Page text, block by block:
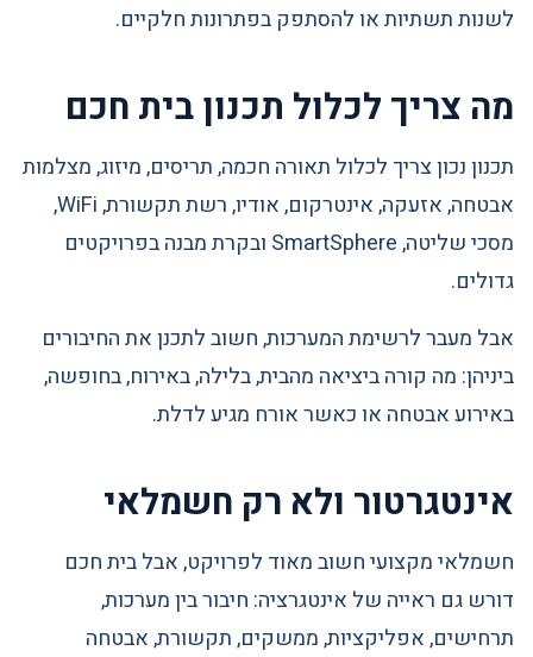
לשנות תשתיות או להסתפק בפתרונות חלקיים.
מה צריך לכלול תכנון בית חכם
תכנון נכון צריך לכלול תאורה חכמה, תריסים, מיזוג, מצלמות
אבטחה, אזעקה, אינטרקום, אודיו, רשת תקשורת, WiFi,
מסכי שליטה, SmartSphere ובקרת מבנה בפרויקטים
גדולים.
אבל מעבר לרשימת המערכות, חשוב לתכנן את החיבורים
ביניהן: מה קורה ביציאה מהבית, בלילה, באירוח, בחופשה,
באירוע אבטחה או כאשר אורח מגיע לדלת.
אינטגרטור ולא רק חשמלאי
חשמלאי מקצועי חשוב מאוד לפרויקט, אבל בית חכם
דורש גם ראייה של אינטגרציה: חיבור בין מערכות,
תרחישים, אפליקציות, ממשקים, תקשורת, אבטחה